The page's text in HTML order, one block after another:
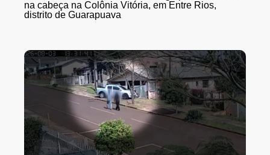
na cabeça na Colônia Vitória, em Entre Rios,
distrito de Guarapuava